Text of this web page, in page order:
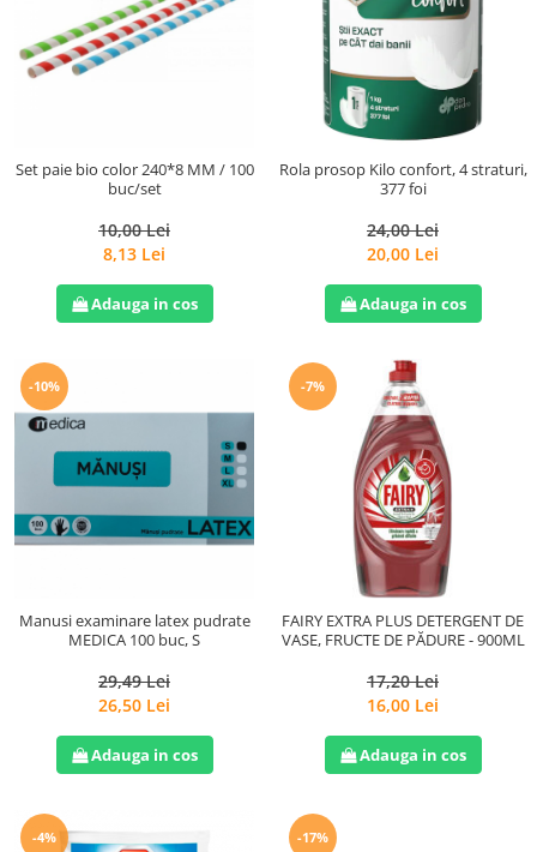
Set paie bio color 240*8 MM / 100
buc/set
10,00 Lei
8,13 Lei
Adauga in cos
Rola prosop Kilo confort, 4 straturi,
377 foi
24,00 Lei
20,00 Lei
Adauga in cos
-10%
Manusi examinare latex pudrate
MEDICA 100 buc, S
29,49 Lei
26,50 Lei
Adauga in cos
-7%
FAIRY EXTRA PLUS DETERGENT DE
VASE, FRUCTE DE PĂDURE - 900ML
17,20 Lei
16,00 Lei
Adauga in cos
-4% -17%